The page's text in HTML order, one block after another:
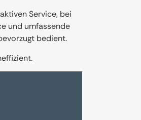
Service, bei
und umfassende
bedient.